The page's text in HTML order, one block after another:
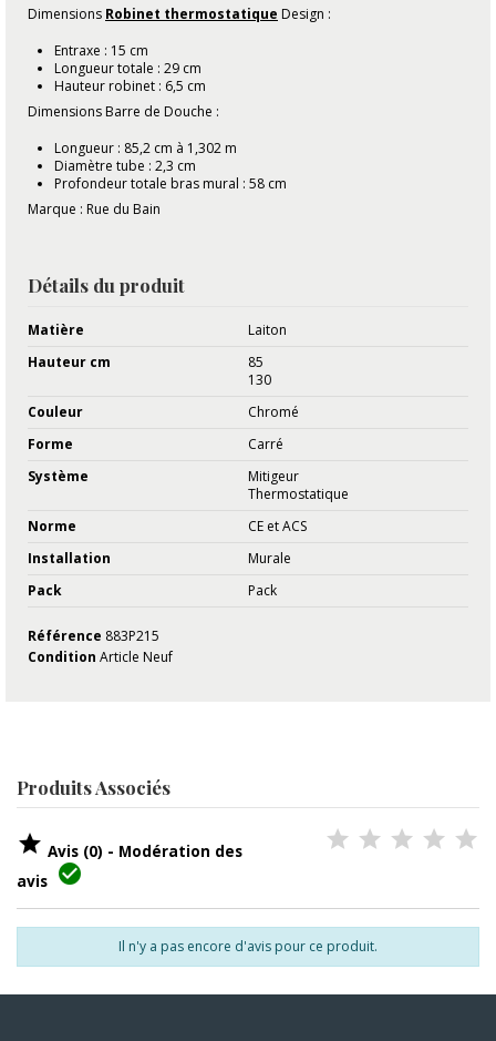
Dimensions Robinet thermostatique Design :
Entraxe : 15 cm
Longueur totale : 29 cm
Hauteur robinet : 6,5 cm
Dimensions Barre de Douche :
Longueur : 85,2 cm à 1,302 m
Diamètre tube : 2,3 cm
Profondeur totale bras mural : 58 cm
Marque : Rue du Bain
Détails du produit
Matière
Laiton
Hauteur cm
85
130
Couleur
Chromé
Forme
Carré
Système
Mitigeur
Thermostatique
Norme
CE et ACS
Installation
Murale
Pack
Pack
Référence 883P215
Condition Article Neuf
Produits Associés
 Avis (0) - Modération des
avis 
Il n'y a pas encore d'avis pour ce produit.